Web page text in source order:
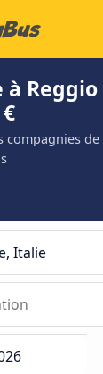
à
compagnies